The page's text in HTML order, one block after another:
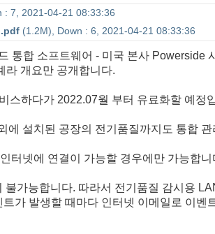
7, 2021-04-21 08:33:36
(1.2M), Down : 6, 2021-04-21 08:33:36
통합 소프트웨어 - 미국 본사 Powerside
라 개요만 공개합니다.
스하다가 2022.07월 부터 유료화할 예정
에 설치된 공장의 전기품질까지도 통합
터넷에 연결이 가능할 경우에만 가능합니
가능합니다. 따라서 전기품질 감시용
트가 발생할 때마다 인터넷 이메일로 이벤